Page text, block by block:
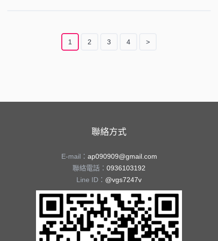
1 2 3 4 >
聯絡方式
E-mail： ap090909@gmail.com
聯絡電話： 0936103192
Line ID： @vgs7247v